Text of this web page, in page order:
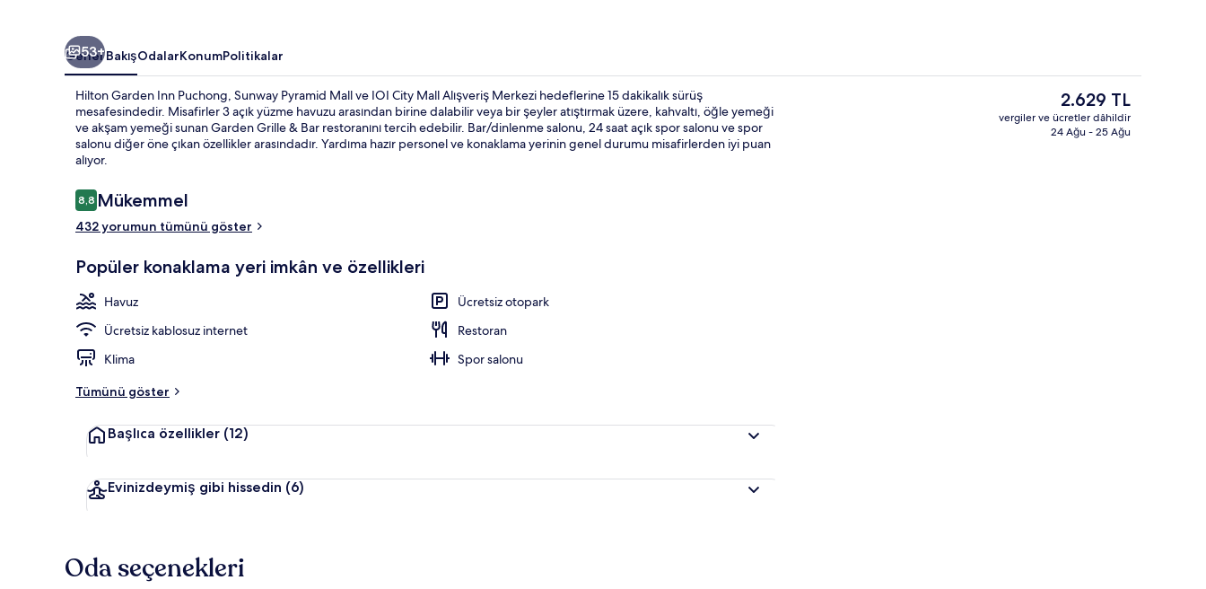
Resepsiyon Kahvaltı, öğle yemeği ve akşam
53+
Genel BakışOdalarKonumPolitikalar
Hilton Garden Inn Puchong, Sunway Pyramid Mall ve IOI City Mall Alışveriş Merkezi hedeflerine 15 dakikalık sürüş
mesafesindedir. Misafirler 3 açık yüzme havuzu arasından birine dalabilir veya bir şeyler atıştırmak üzere, kahvaltı, öğle yemeği
ve akşam yemeği sunan Garden Grille & Bar restoranını tercih edebilir. Bar/dinlenme salonu, 24 saat açık spor salonu ve spor
salonu diğer öne çıkan özellikler arasındadır. Yardıma hazır personel ve konaklama yerinin genel durumu misafirlerden iyi puan
alıyor.
Yorumlar
8,88,8/10
Mükemmel
432 yorumun tümünü göster
Popüler konaklama yeri imkân ve özellikleri
Havuz
Ücretsiz otopark
Ücretsiz kablosuz internet
Restoran
Klima
Spor salonu
Tümünü göster
Başlıca özellikler (12)
Evinizdeymiş gibi hissedin (6)
Şu
anki
fiyat
2.629 TL
vergiler ve ücretler dâhildir
24 Ağu - 25 Ağu
Oda seçenekleri